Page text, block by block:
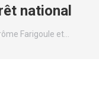
national
Farigoule et…